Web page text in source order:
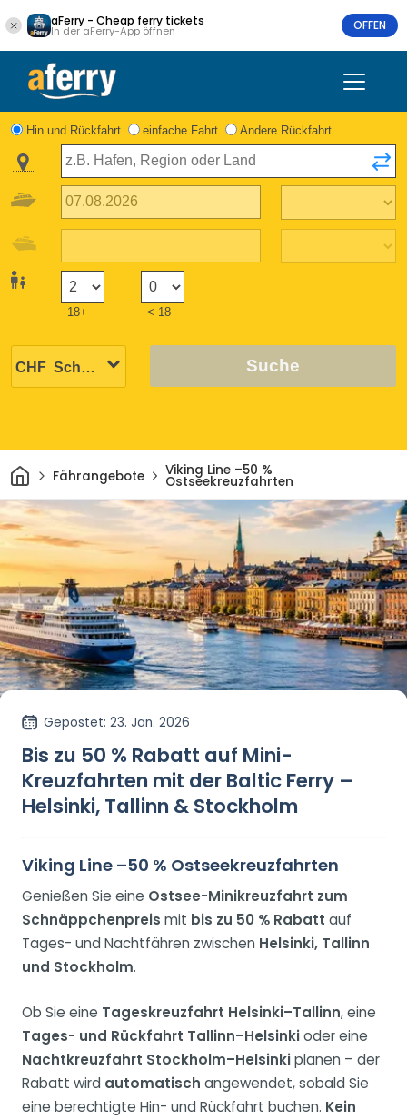
aFerry - Cheap ferry tickets
In der aFerry-App öffnen OFFEN
Hin und Rückfahrt einfache Fahrt Andere Rückfahrt
18+ < 18
Suche
HeimFährangebote Viking Line –50 %
Ostseekreuzfahrten
Gepostet: 23. Jan. 2026
Bis zu 50 % Rabatt auf Mini-
Kreuzfahrten mit der Baltic Ferry –
Helsinki, Tallinn & Stockholm
Viking Line –50 % Ostseekreuzfahrten
Genießen Sie eine Ostsee-Minikreuzfahrt zum
Schnäppchenpreis mit bis zu 50 % Rabatt auf
Tages- und Nachtfähren zwischen Helsinki, Tallinn
und Stockholm.
Ob Sie eine Tageskreuzfahrt Helsinki–Tallinn, eine
Tages- und Rückfahrt Tallinn–Helsinkioder eine
Nachtkreuzfahrt Stockholm–Helsinkiplanen – der
Rabatt wird automatisch angewendet, sobald Sie
eine berechtigte Hin- und Rückfahrt buchen. Kein